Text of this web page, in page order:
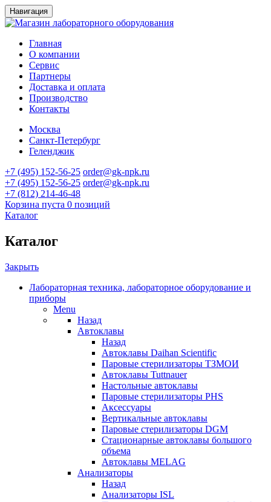
Навигация
Главная
О компании
Сервис
Партнеры
Доставка и оплата
Производство
Контакты
Москва
Санкт-Петербург
Геленджик
+7 (495) 152-56-25 order@gk-npk.ru
+7 (495) 152-56-25 order@gk-npk.ru
+7 (812) 214-46-48
Корзина пуста 0 позиций
Каталог
Каталог
Закрыть
Лабораторная техника, лабораторное оборудование и
приборы
Menu
Назад
Автоклавы
Назад
Автоклавы Daihan Scientific
Паровые стерилизаторы ТЗМОИ
Автоклавы Tuttnauer
Наcтольные автоклавы
Паровые стерилизаторы PHS
Аксессуары
Вертикальные автоклавы
Паровые стерилизаторы DGM
Стационарные автоклавы большого
объема
Автоклавы MELAG
Анализаторы
Назад
Анализаторы ISL